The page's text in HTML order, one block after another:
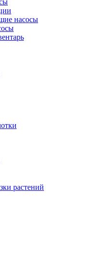
насосы
растений